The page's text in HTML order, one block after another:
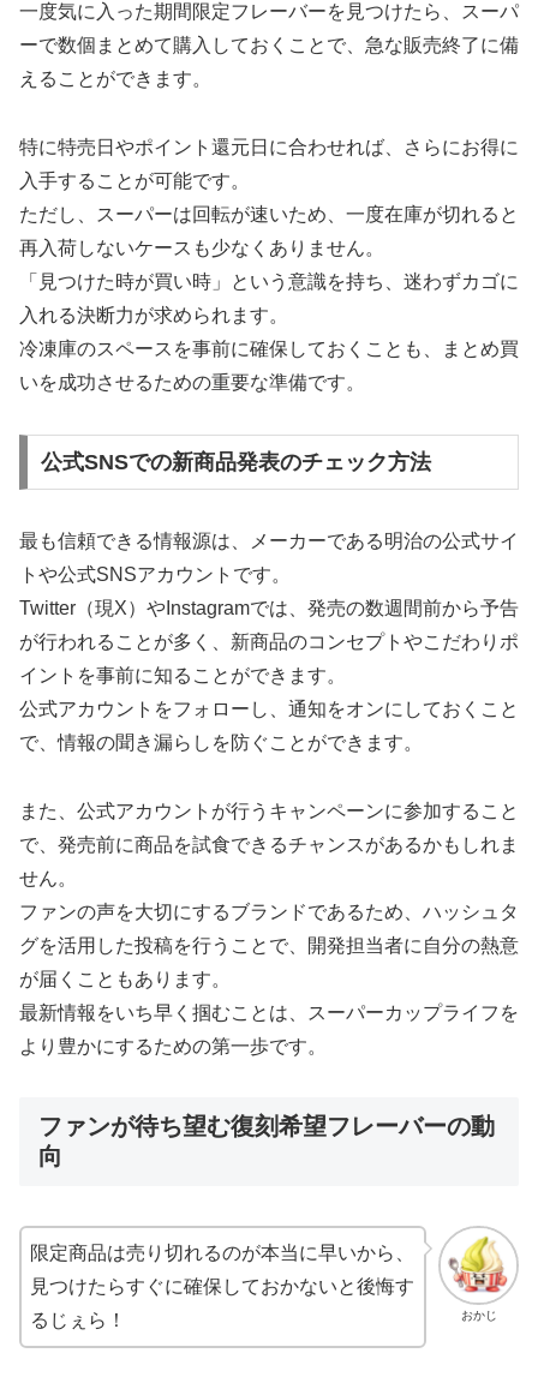
一度気に入った期間限定フレーバーを見つけたら、スーパ
ーで数個まとめて購入しておくことで、急な販売終了に備
えることができます。
特に特売日やポイント還元日に合わせれば、さらにお得に
入手することが可能です。
ただし、スーパーは回転が速いため、一度在庫が切れると
再入荷しないケースも少なくありません。
「見つけた時が買い時」という意識を持ち、迷わずカゴに
入れる決断力が求められます。
冷凍庫のスペースを事前に確保しておくことも、まとめ買
いを成功させるための重要な準備です。
公式SNSでの新商品発表のチェック方法
最も信頼できる情報源は、メーカーである明治の公式サイ
トや公式SNSアカウントです。
Twitter（現X）やInstagramでは、発売の数週間前から予告
が行われることが多く、新商品のコンセプトやこだわりポ
イントを事前に知ることができます。
公式アカウントをフォローし、通知をオンにしておくこと
で、情報の聞き漏らしを防ぐことができます。
また、公式アカウントが行うキャンペーンに参加すること
で、発売前に商品を試食できるチャンスがあるかもしれま
せん。
ファンの声を大切にするブランドであるため、ハッシュタ
グを活用した投稿を行うことで、開発担当者に自分の熱意
が届くこともあります。
最新情報をいち早く掴むことは、スーパーカップライフを
より豊かにするための第一歩です。
ファンが待ち望む復刻希望フレーバーの動
向
おかじ
限定商品は売り切れるのが本当に早いから、
見つけたらすぐに確保しておかないと後悔す
るじぇら！